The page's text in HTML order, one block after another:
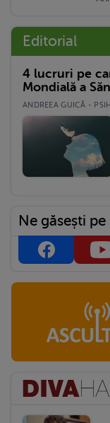
Editorial
4 lucruri pe
Mondială a
ANDREEA GUICĂ -
Ne găsești pe